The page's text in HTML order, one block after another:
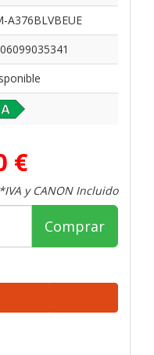
A376BLVBEUE
€
*IVA y CANON Incluido
Comprar